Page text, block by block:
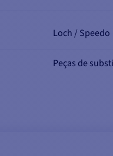
Loch / Speedo
Peças de